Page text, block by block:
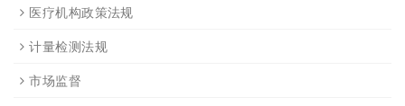
医疗机构政策法规
计量检测法规
市场监督